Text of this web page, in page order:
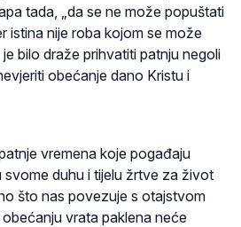
tada, „da se ne može popuštati
istina nije roba kojom se može
bilo draže prihvatiti patnju negoli
obećanje dano Kristu i
vremena koje pogađaju
svome duhu i tijelu žrtve za život
što nas povezuje s otajstvom
vrata paklena neće